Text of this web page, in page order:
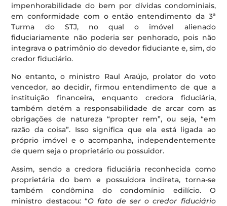
impenhorabilidade do bem por dívidas condominiais,
em conformidade com o então entendimento da 3ª
Turma do STJ, no qual o imóvel alienado
fiduciariamente não poderia ser penhorado, pois não
integrava o patrimônio do devedor fiduciante e, sim, do
credor fiduciário.
No entanto, o ministro Raul Araújo, prolator do voto
vencedor, ao decidir, firmou entendimento de que a
instituição financeira, enquanto credora fiduciária,
também detém a responsabilidade de arcar com as
obrigações de natureza “propter rem”, ou seja, “em
razão da coisa”. Isso significa que ela está ligada ao
próprio imóvel e o acompanha, independentemente
de quem seja o proprietário ou possuidor.
Assim, sendo a credora fiduciária reconhecida como
proprietária do bem e possuidora indireta, torna-se
também condômina do condomínio edilício. O
ministro destacou: “O fato de ser o credor fiduciário